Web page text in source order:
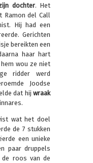
dochter. Het
Ramon del Call
Hij had een
Gerichten
bereikten een
haar hart
wou ze niet
ridder werd
Joodse
dat hij wraak
wat het doel
de 7 stukken
een unieke
paar druppels
roos van de